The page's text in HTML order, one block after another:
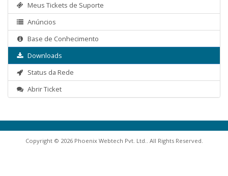
Meus Tickets de Suporte
Anúncios
Base de Conhecimento
Downloads
Status da Rede
Abrir Ticket
Copyright © 2026 Phoenix Webtech Pvt. Ltd.. All Rights Reserved.